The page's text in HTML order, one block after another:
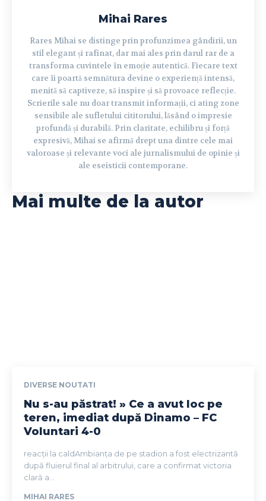
Mihai Rares
Rares Mihai se distinge prin profunzimea gândirii, un
stil elegant și rafinat, dar mai ales prin darul rar de a
transforma cuvintele în emoție autentică. Fiecare text
care îi poartă semnătura devine o experiență intensă,
menită să captiveze, să inspire și să provoace reflecție.
Scrierile sale nu doar transmit informații, ci ating zone
sensibile ale sufletului cititorului, lăsând o impresie
profundă și durabilă. Prin claritate, echilibru și forță
expresivă, Mihai se afirmă drept una dintre cele mai
valoroase și relevante voci ale jurnalismului de opinie și
ale eseisticii contemporane.
Mai multe de la autor
DIVERSE NOUTATI
Nu s-au păstrat! » Ce a avut loc pe
teren, imediat după Dinamo – FC
Voluntari 4-0
reacții la caldAmbianța de pe stadion a fost electrizantă
după fluierul final al arbitrului, care a confirmat victoria
clară a...
MIHAI RARES